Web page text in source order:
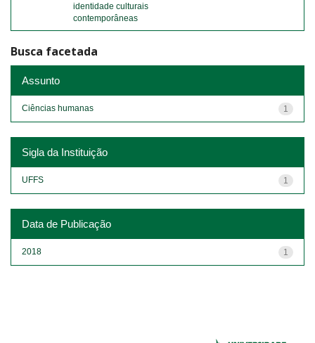
identidade culturais
contemporâneas
Busca facetada
Assunto
1
Ciências humanas
Sigla da Instituição
1
UFFS
Data de Publicação
1
2018